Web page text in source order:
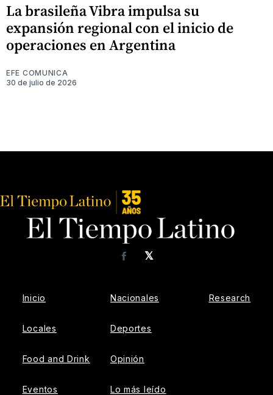
La brasileña Vibra impulsa su
expansión regional con el inicio de
operaciones en Argentina
EFE COMUNICA
30 de julio de 2026
𝕏
Facebook
Inicio
Locales
Food and Drink
Eventos
Nacionales
Deportes
Opinión
Lo más leído
Research